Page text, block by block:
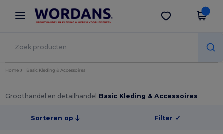
× Wordans-app
Betere prijzen in de app!
Download app
Home Basic Kleding & Accessoires
Groothandel en detailhandel Basic Kleding & Accessoires
Sorteren op Filter ✓